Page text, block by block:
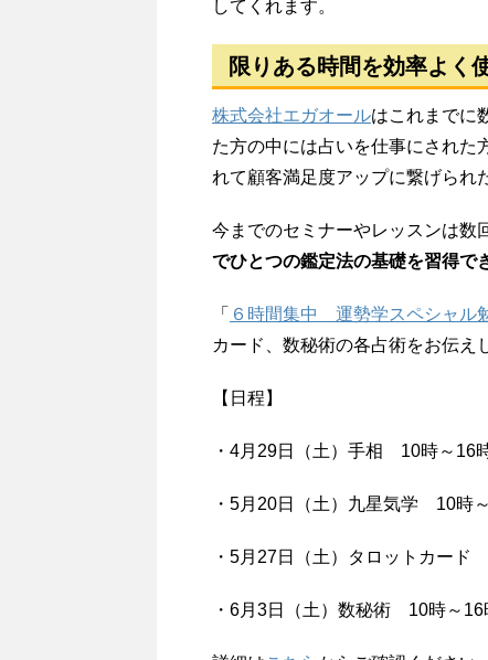
してくれます。
限りある時間を効率よく
株式会社エガオールはこれまでに
た方の中には占いを仕事にされた
れて顧客満足度アップに繋げられ
今までのセミナーやレッスンは数
でひとつの鑑定法の基礎を習得で
「 ６時間集中 運勢学スペシャル
カード、数秘術の各占術をお伝え
【日程】
・4月29日（土）手相 10時～16
・5月20日（土）九星気学 10時
・5月27日（土）タロットカー
・6月3日（土）数秘術 10時～16